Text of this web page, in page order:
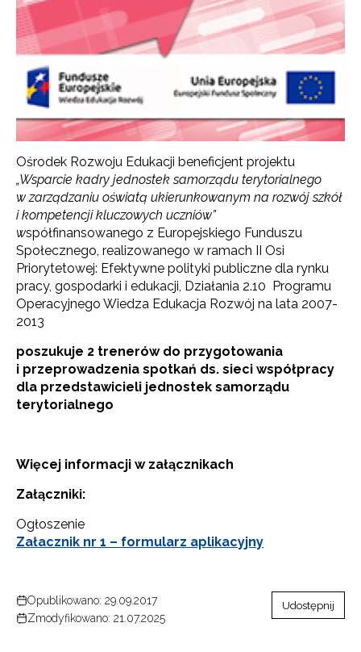
Ośrodek Rozwoju Edukacji beneficjent projektu
„Wsparcie kadry jednostek samorządu terytorialnego
w zarządzaniu oświatą ukierunkowanym na rozwój szkół
i kompetencji kluczowych uczniów”
współfinansowanego z Europejskiego Funduszu
Społecznego, realizowanego w ramach II Osi
Priorytetowej: Efektywne polityki publiczne dla rynku
pracy, gospodarki i edukacji, Działania 2.10 Programu
Operacyjnego Wiedza Edukacja Rozwój na lata 2007-
2013
poszukuje 2 trenerów do przygotowania
i przeprowadzenia spotkań ds. sieci współpracy
dla przedstawicieli jednostek samorządu
terytorialnego
Więcej informacji w załącznikach
Załączniki:
Ogłoszenie
Załacznik nr 1 – formularz aplikacyjny
Opublikowano: 29.09.2017
Zmodyfikowano: 21.07.2025
Udostępnij